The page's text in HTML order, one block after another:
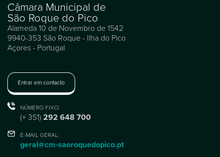
Câmara Municipal de
São Roque do Pico
Alameda 10 de Novembro de 1542
9940-353 São Roque - Ilha do Pico
Açores - Portugal
Entrar em contacto
NÚMERO FIXO:
(+ 351) 292 648 700
E-MAIL GERAL:
geral@cm-saoroquedopico.pt